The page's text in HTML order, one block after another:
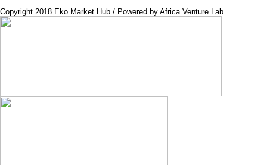
Copyright 2018 Eko Market Hub / Powered by Africa Venture Lab